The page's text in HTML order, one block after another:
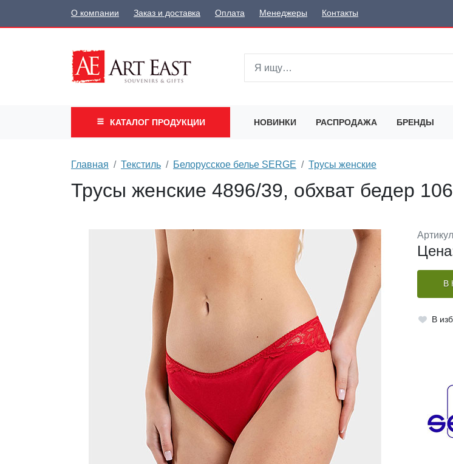
О компании Заказ и доставка Оплата Менеджеры Контакты
КАТАЛОГ ПРОДУКЦИИ НОВИНКИ РАСПРОДАЖА БРЕНДЫ
Главная Текстиль Белорусское белье SERGE Трусы женские
Трусы женские 4896/39, обхват бедер
В
В